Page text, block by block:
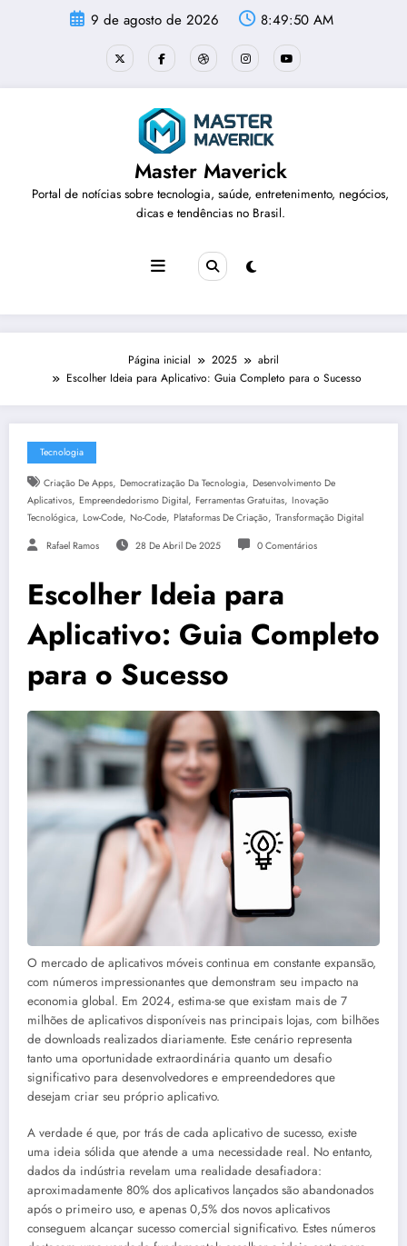
9 de agosto de 2026 8:49:51 AM
Master Maverick
Portal de notícias sobre tecnologia, saúde, entretenimento, negócios,
dicas e tendências no Brasil.
Página inicial 2025
abril
Escolher Ideia para Aplicativo: Guia Completo para o Sucesso
Tecnologia
Criação De Apps, Democratização Da Tecnologia, Desenvolvimento De
Aplicativos, Empreendedorismo Digital, Ferramentas Gratuitas, Inovação
Tecnológica, Low-Code, No-Code, Plataformas De Criação, Transformação Digital
Rafael Ramos 28 De Abril De 2025 0 Comentários
Escolher Ideia para
Aplicativo: Guia Completo
para o Sucesso
O mercado de aplicativos móveis continua em constante expansão,
com números impressionantes que demonstram seu impacto na
economia global. Em 2024, estima-se que existam mais de 7
milhões de aplicativos disponíveis nas principais lojas, com bilhões
de downloads realizados diariamente. Este cenário representa
tanto uma oportunidade extraordinária quanto um desafio
significativo para desenvolvedores e empreendedores que
desejam criar seu próprio aplicativo.
A verdade é que, por trás de cada aplicativo de sucesso, existe
uma ideia sólida que atende a uma necessidade real. No entanto,
dados da indústria revelam uma realidade desafiadora:
aproximadamente 80% dos aplicativos lançados são abandonados
após o primeiro uso, e apenas 0,5% dos novos aplicativos
conseguem alcançar sucesso comercial significativo. Estes números